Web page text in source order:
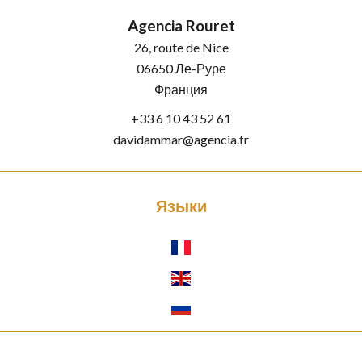
Agencia Rouret
26, route de Nice
06650Ле-Руре
Франция
+33 6 10 43 52 61
davidammar@agencia.fr
Языки